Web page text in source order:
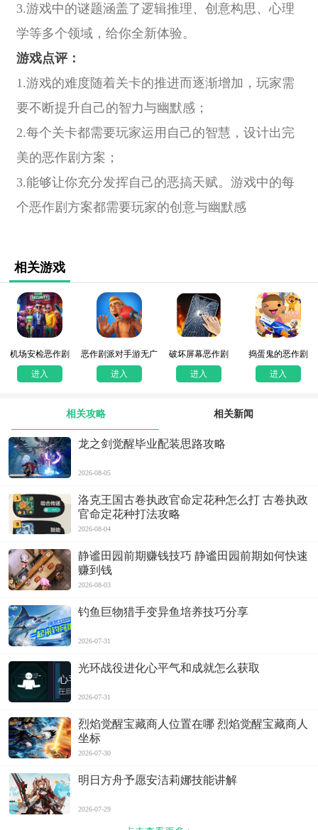
3.游戏中的谜题涵盖了逻辑推理、创意构思、心理
学等多个领域，给你全新体验。
游戏点评：
1.游戏的难度随着关卡的推进而逐渐增加，玩家需
要不断提升自己的智力与幽默感；
2.每个关卡都需要玩家运用自己的智慧，设计出完
美的恶作剧方案；
3.能够让你充分发挥自己的恶搞天赋。游戏中的每
个恶作剧方案都需要玩家的创意与幽默感
相关游戏
机场安检恶作剧
进入
恶作剧派对手游无广
告版
进入
破坏屏幕恶作剧
进入
捣蛋鬼的恶作剧
进入
相关攻略 相关新闻
龙之剑觉醒毕业配装思路攻略
2026-08-05
洛克王国古卷执政官命定花种怎么打 古卷执政
官命定花种打法攻略
2026-08-04
静谧田园前期赚钱技巧 静谧田园前期如何快速
赚到钱
2026-08-03
钓鱼巨物猎手变异鱼培养技巧分享
2026-07-31
光环战役进化心平气和成就怎么获取
2026-07-31
烈焰觉醒宝藏商人位置在哪 烈焰觉醒宝藏商人
坐标
2026-07-30
明日方舟予愿安洁莉娜技能讲解
2026-07-29